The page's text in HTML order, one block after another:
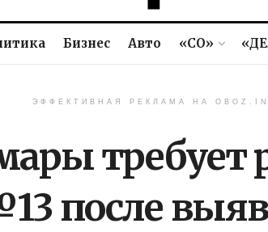
Бизнес Авто «СО»
ЭФФЕКТИВНАЯ РЕКЛАМА НА
требует
после